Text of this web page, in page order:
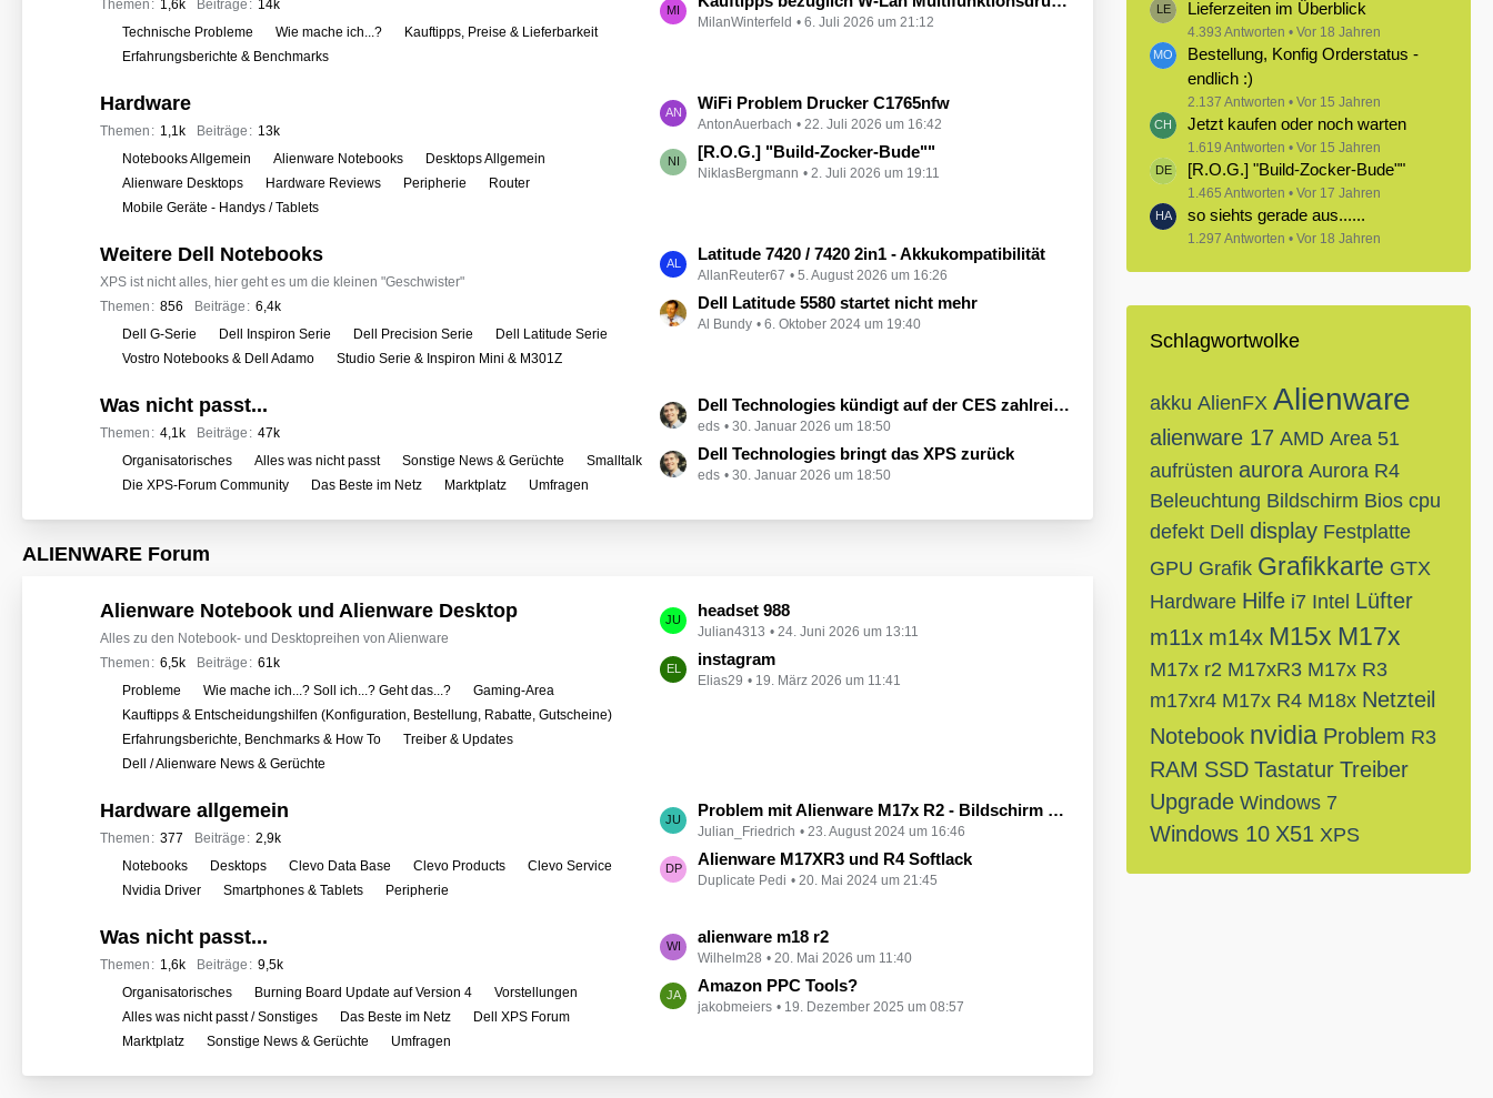
e
Themen
1,6k Beiträge 14k
z
B
e
t
e
MilanWinterfeld 6. Juli 2026 um 21:12
e
r
n
Technische Probleme Wie mache ich...?
Kauftipps, Preise & Lieferbarkeit
Erfahrungsberichte & Benchmarks
Hardware
Themen 1,1k Beiträge 13k
L
e
t
z
B
e
t
e
WiFi Problem Drucker C1765nfw
AntonAuerbach 22. Juli 2026 um 16:42
[R.O.G.] "Build-Zocker-Bude""
NiklasBergmann 2. Juli 2026 um 19:11
r
f
o
Notebooks Allgemein Alienware Notebooks
Desktops Allgemein
Alienware Desktops
Hardware Reviews Peripherie
Router
Mobile Geräte - Handys / Tablets
Weitere Dell Notebooks
XPS ist nicht alles, hier geht es um die kleinen "Geschwister"
Themen
856 Beiträge 6,4k
L
e
t
z
B
e
t
ä
Latitude 7420 / 7420 2in1 - Akkukompatibilität
AllanReuter67 5. August 2026 um 16:26
Dell Latitude 5580 startet nicht mehr
Al Bundy 6. Oktober 2024 um 19:40
e
r
n
Dell G-Serie Dell Inspiron Serie Dell Precision Serie
Dell Latitude Serie
Vostro Notebooks & Dell Adamo
Studio Serie & Inspiron Mini & M301Z
Was nicht passt...
Themen 4,1k Beiträge 47k
L
e
t
z
t
ä
Dell Technologies kündigt auf der CES zahlreiche Alienware-Neuheiten an
eds 30. Januar 2026 um 18:50
Dell Technologies bringt das XPS zurück
eds 30. Januar 2026 um 18:50
r
o
r
e
Organisatorisches Alles was nicht passt Sonstige News & Gerüchte
Smalltalk
Die XPS-Forum Community
Das Beste im Netz Marktplatz Umfragen
ALIENWARE Forum
Alienware Notebook und Alienware Desktop
Alles zu den Notebook- und Desktopreihen von Alienware
Themen
6,5k Beiträge 61k
L
e
t
z
t
r
ä
headset 988
Julian4313 24. Juni 2026 um 13:11
instagram
Elias29 19. März 2026 um 11:41
f
o
Probleme Wie mache ich...? Soll ich...? Geht das...?
Gaming-Area
Kauftipps & Entscheidungshilfen (Konfiguration, Bestellung, Rabatte, Gutscheine)
Erfahrungsberichte, Benchmarks & How To
Treiber & Updates
Dell / Alienware News & Gerüchte
Hardware allgemein
Themen 377 Beiträge 2,9k
L
e
t
z
e
B
e
i
ä
Problem mit Alienware M17x R2 - Bildschirm bleibt schwarz beim Start
Julian_Friedrich 23. August 2024 um 16:46
Alienware M17XR3 und R4 Softlack
Duplicate Pedi 20. Mai 2024 um 21:45
e
r
Notebooks Desktops Clevo Data Base Clevo Products
Clevo Service
Nvidia Driver
Smartphones & Tablets Peripherie
Was nicht passt...
Themen 1,6k Beiträge 9,5k
L
e
t
z
alienware m18 r2
Wilhelm28 20. Mai 2026 um 11:40
Amazon PPC Tools?
jakobmeiers 19. Dezember 2025 um 08:57
Organisatorisches Burning Board Update auf Version 4
Vorstellungen
Alles was nicht passt / Sonstiges
Das Beste im Netz
Dell XPS Forum
Marktplatz
Sonstige News & Gerüchte Umfragen
Lieferzeiten im Überblick
4.393 Antworten Vor 18 Jahren
Bestellung, Konfig Orderstatus -
endlich :)
2.137 Antworten Vor 15 Jahren
Jetzt kaufen oder noch warten
1.619 Antworten Vor 15 Jahren
[R.O.G.] "Build-Zocker-Bude""
1.465 Antworten Vor 17 Jahren
so siehts gerade aus......
1.297 Antworten Vor 18 Jahren
Schlagwortwolke
akku AlienFX Alienware
alienware 17 AMD Area 51
aufrüsten aurora Aurora R4
Beleuchtung Bildschirm Bios cpu
defekt Dell display Festplatte
GPU Grafik Grafikkarte GTX
Hardware Hilfe i7 Intel Lüfter
m11x m14x M15x M17x
M17x r2 M17xR3 M17x R3
m17xr4 M17x R4 M18x Netzteil
Notebook nvidia Problem R3
RAM SSD Tastatur Treiber
Upgrade Windows 7
Windows 10 X51 XPS